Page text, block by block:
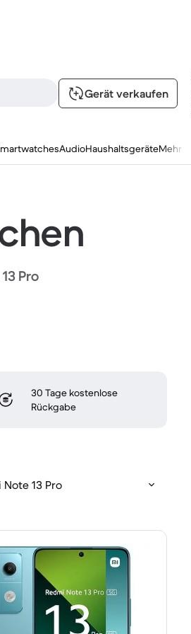
Gerät verkaufen
AudioHaushaltsgeräteMehr
Pro
30 Tage kostenlose
Rückgabe
13 Pro